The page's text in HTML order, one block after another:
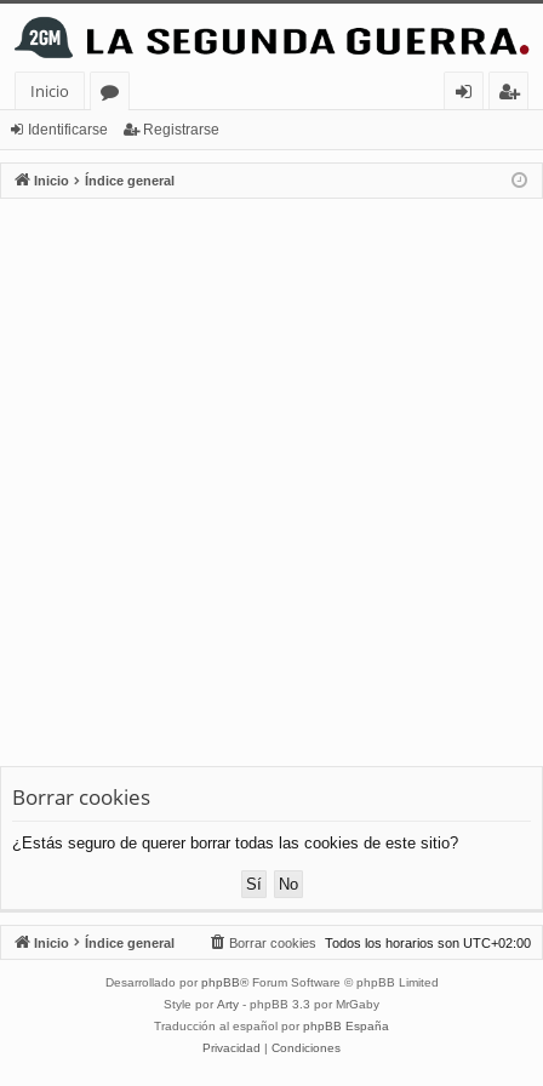
Inicio
or
os
nt
ifi
ist
ra
Identificarse Registrarse
Inicio Índice general
Borrar cookies
¿Estás seguro de querer borrar todas las cookies de este sitio?
Inicio Índice general Todos los horarios son UTC+02:00
Borrar cookies
Desarrollado por phpBB® Forum Software © phpBB Limited
Style por Arty - phpBB 3.3 por MrGaby
Traducción al español por phpBB España
Privacidad | Condiciones